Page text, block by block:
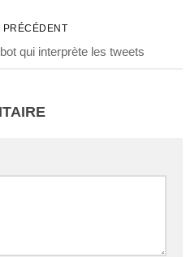
PRÉCÉDENT
qui interprète les tweets